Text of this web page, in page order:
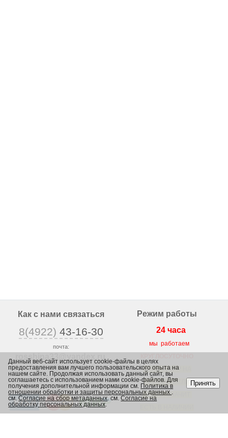
Как с нами связаться
8(4922) 43-16-30
почта:
rosshina33@yandex
г. Владимир,
ул. Юрьевская 1/2,
Режим работы
24 часа
мы работаем
ВЕСЬ ТОВАР НА
САЙТЕ, ЕСЛИ
ЕСТЬ, ЗНАЧИТ
Данный веб-сайт использует cookie-файлы в целях
предоставления вам лучшего пользовательского опыта на
нашем сайте. Продолжая использовать данный сайт, вы
соглашаетесь с использованием нами cookie-файлов. Для
получения дополнительной информации см. Политика в
отношении обработки и защиты персональных данных .
см.Согласие на сбор метаданных. см.Согласие на
обработку персональных данных.
Принять